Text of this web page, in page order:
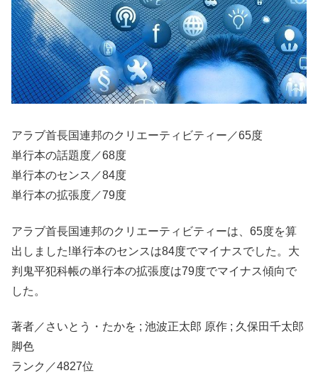
アラブ首長国連邦のクリエーティビティー／65度
単行本の話題度／68度
単行本のセンス／84度
単行本の拡張度／79度
アラブ首長国連邦のクリエーティビティーは、65度を算
出しました!単行本のセンスは84度でマイナスでした。大
判鬼平犯科帳の単行本の拡張度は79度でマイナス傾向で
した。
著者／さいとう・たかを ; 池波正太郎 原作 ; 久保田千太郎
脚色
ランク／4827位